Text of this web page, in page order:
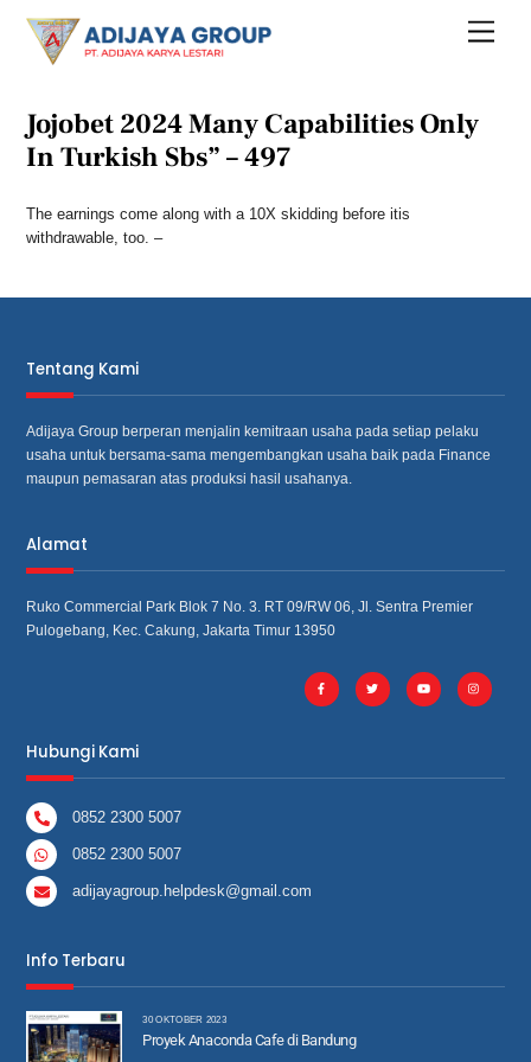
content
Menu
Jojobet 2024 Many Capabilities Only
In Turkish Sbs” – 497
The earnings come along with a 10X skidding before itis
withdrawable, too. –
Tentang Kami
Adijaya Group berperan menjalin kemitraan usaha pada setiap pelaku
usaha untuk bersama‐sama mengembangkan usaha baik pada Finance
maupun pemasaran atas produksi hasil usahanya.
Alamat
Ruko Commercial Park Blok 7 No. 3. RT 09/RW 06, Jl. Sentra Premier
Pulogebang, Kec. Cakung, Jakarta Timur 13950
Hubungi Kami
0852 2300 5007
0852 2300 5007
adijayagroup.helpdesk@gmail.com
Info Terbaru
30 OKTOBER 2023
Proyek Anaconda Cafe di Bandung